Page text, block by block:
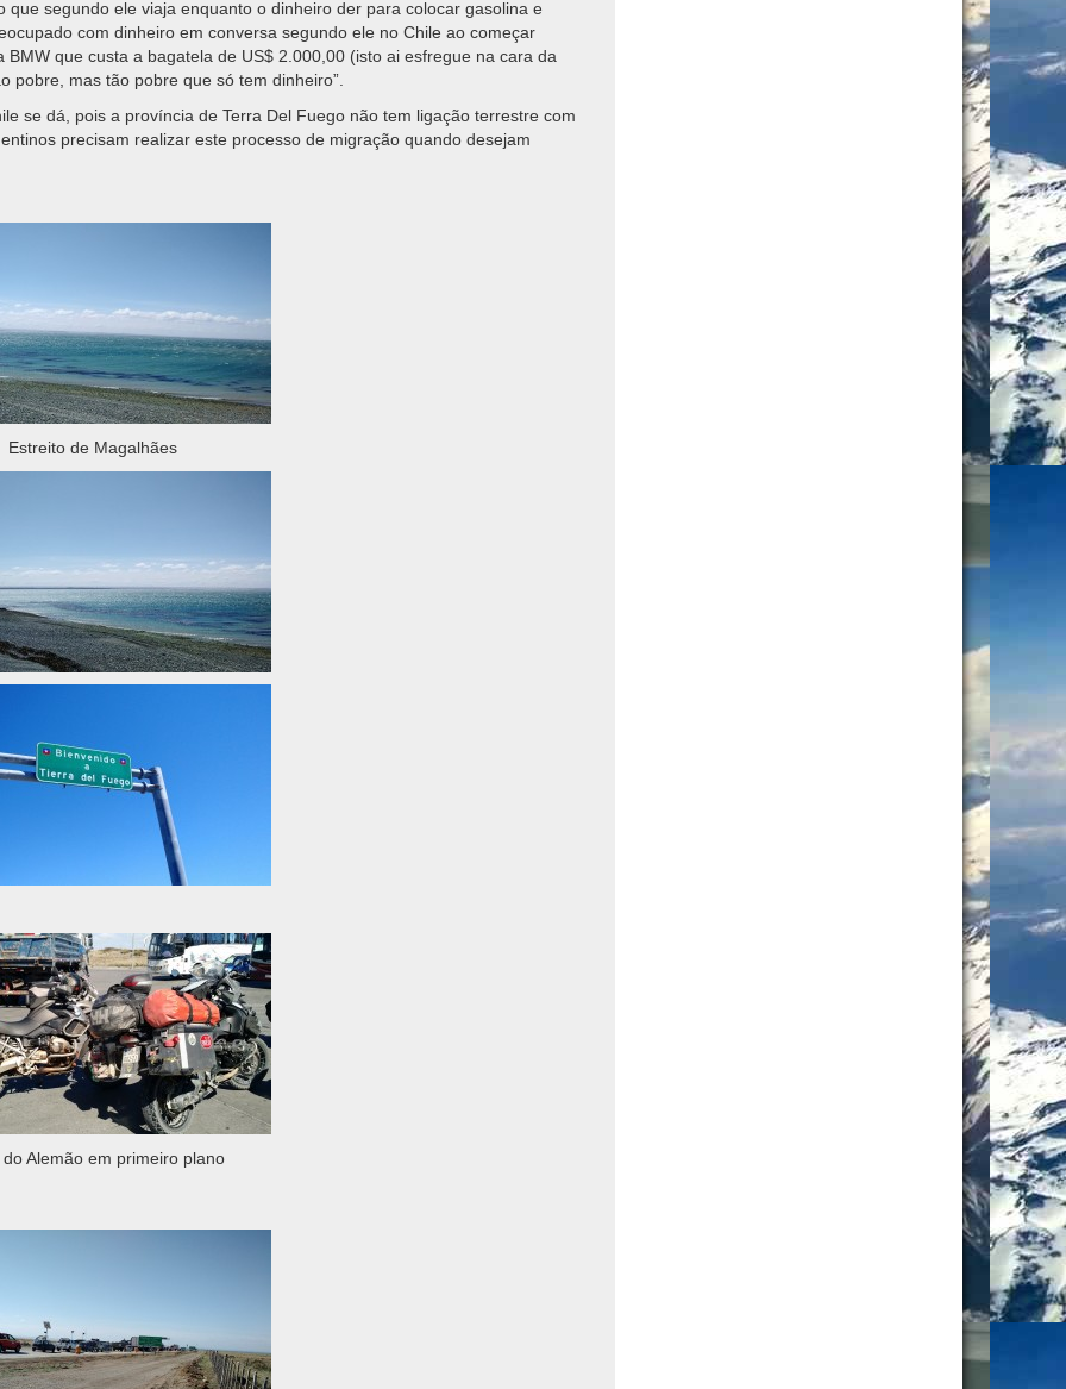
segundo ele viaja enquanto o dinheiro der para colocar gasolina e
com dinheiro em conversa segundo ele no Chile ao começar
que custa a bagatela de US$ 2.000,00 (isto ai esfregue na cara da
pobre, mas tão pobre que só tem dinheiro”.
se dá, pois a província de Terra Del Fuego não tem ligação terrestre com
precisam realizar este processo de migração quando desejam
Estreito de Magalhães
Alemão em primeiro plano